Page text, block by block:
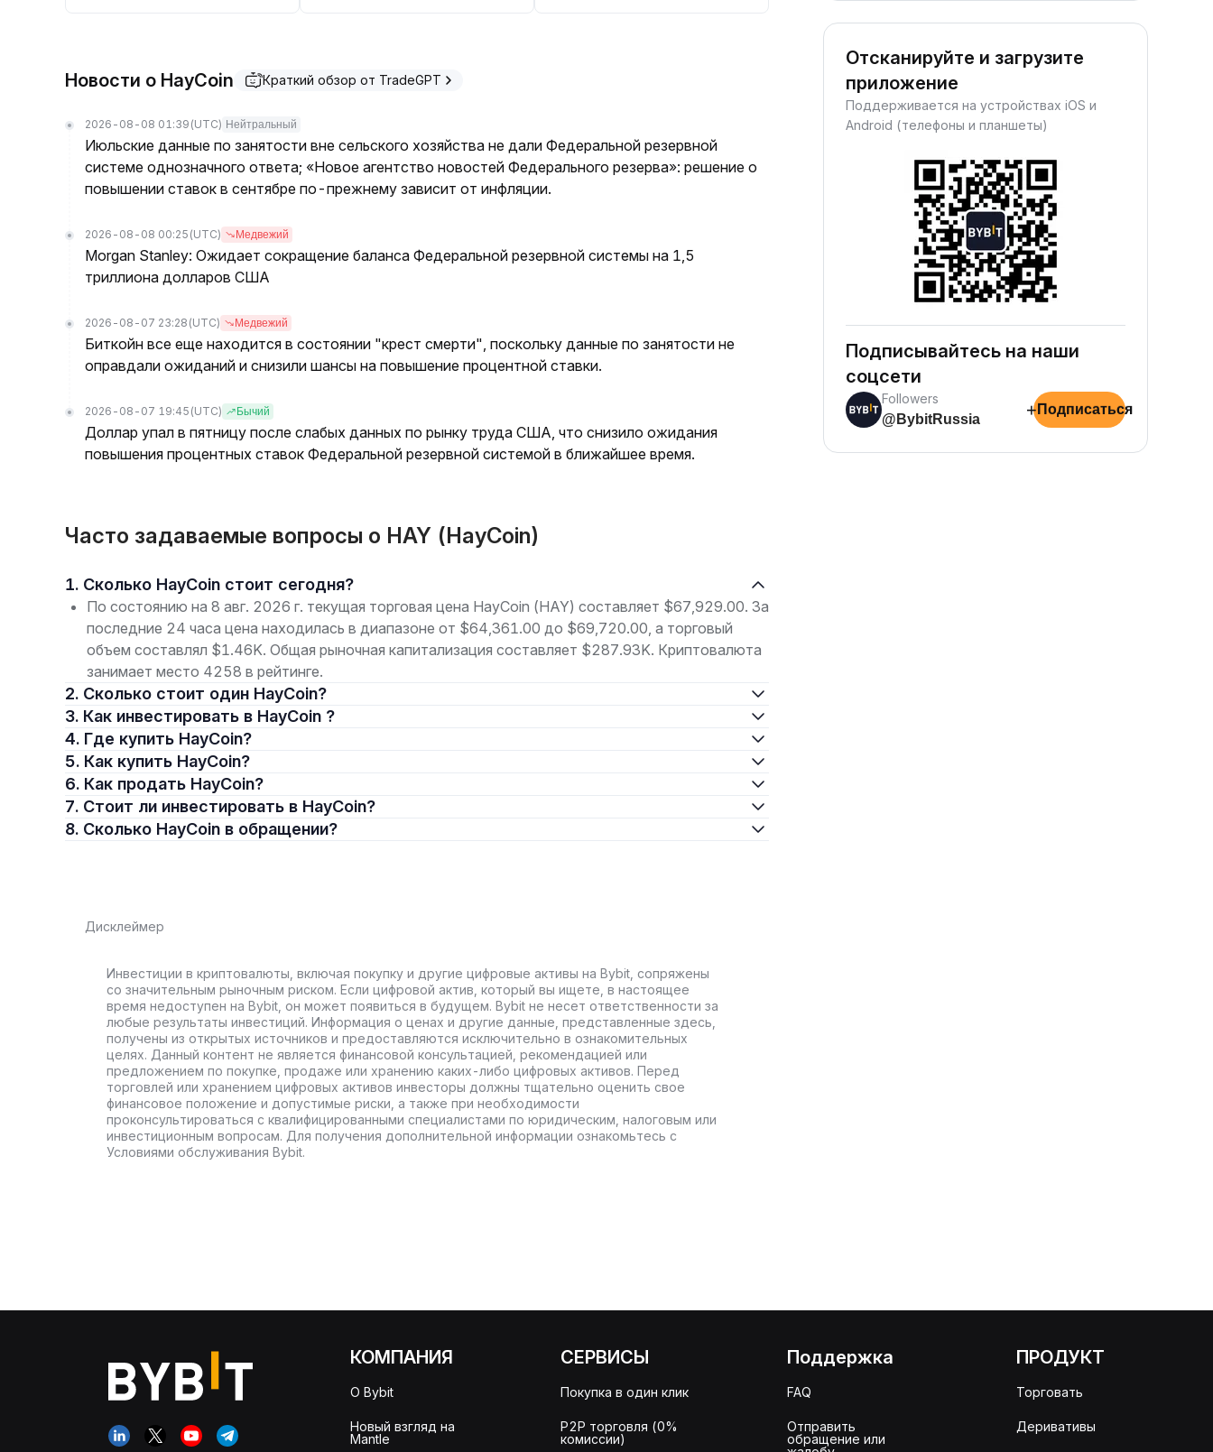
Новости о HayCoin Краткий обзор от TradeGPT
2026-08-08 01:39 (UTC) Нейтральный
Июльские данные по занятости вне сельского хозяйства не дали Федеральной резервной
системе однозначного ответа; «Новое агентство новостей Федерального резерва»: решение о
повышении ставок в сентябре по-прежнему зависит от инфляции.
2026-08-08 00:25 (UTC) Медвежий
Morgan Stanley: Ожидает сокращение баланса Федеральной резервной системы на 1,5
триллиона долларов США
2026-08-07 23:28 (UTC) Медвежий
Биткойн все еще находится в состоянии "крест смерти", поскольку данные по занятости не
оправдали ожиданий и снизили шансы на повышение процентной ставки.
2026-08-07 19:45 (UTC) Бычий
Доллар упал в пятницу после слабых данных по рынку труда США, что снизило ожидания
повышения процентных ставок Федеральной резервной системой в ближайшее время.
Часто задаваемые вопросы о HAY (HayCoin)
1. Сколько HayCoin стоит сегодня?
По состоянию на 8 авг. 2026 г. текущая торговая цена HayCoin (HAY) составляет $67,929.00. За
последние 24 часа цена находилась в диапазоне от $64,361.00 до $69,720.00, а торговый
объем составлял $1.46K. Общая рыночная капитализация составляет $287.93K. Криптовалюта
занимает место 4258 в рейтинге.
2. Сколько стоит один HayCoin?
3. Как инвестировать в HayCoin ?
4. Где купить HayCoin?
5. Как купить HayCoin?
6. Как продать HayCoin?
7. Стоит ли инвестировать в HayCoin?
8. Сколько HayCoin в обращении?
Дисклеймер
Инвестиции в криптовалюты, включая покупку и другие цифровые активы на Bybit, сопряжены
со значительным рыночным риском. Если цифровой актив, который вы ищете, в настоящее
время недоступен на Bybit, он может появиться в будущем. Bybit не несет ответственности за
любые результаты инвестиций. Информация о ценах и другие данные, представленные здесь,
получены из открытых источников и предоставляются исключительно в ознакомительных
целях. Данный контент не является финансовой консультацией, рекомендацией или
предложением по покупке, продаже или хранению каких-либо цифровых активов. Перед
торговлей или хранением цифровых активов инвесторы должны тщательно оценить свое
финансовое положение и допустимые риски, а также при необходимости
проконсультироваться с квалифицированными специалистами по юридическим, налоговым или
инвестиционным вопросам. Для получения дополнительной информации ознакомьтесь с
Условиями обслуживания Bybit.
Отсканируйте и загрузите
приложение
Поддерживается на устройствах iOS и
Android (телефоны и планшеты)
Подписывайтесь на наши
соцсети
Followers
@BybitRussia
+ Подписаться
КОМПАНИЯ
О Bybit
Новый взгляд на
Mantle
СЕРВИСЫ
Покупка в один клик
P2P торговля (0%
комиссии)
Поддержка
FAQ
Отправить
обращение или
ПРОДУКТ
Торговать
Деривативы